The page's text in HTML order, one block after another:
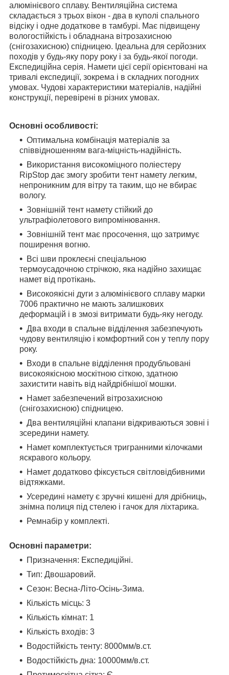
алюмінієвого сплаву. Вентиляційна система
складається з трьох вікон - два в куполі спального
відсіку і одне додаткове в тамбурі. Має підвищену
вологостійкість і обладнана вітрозахисною
(снігозахисною) спідницею. Ідеальна для серйозних
походів у будь-яку пору року і за будь-якої погоди.
Експедиційна серія. Намети цієї серії орієнтовані на
тривалі експедиції, зокрема і в складних погодних
умовах. Чудові характеристики матеріалів, надійні
конструкції, перевірені в різних умовах.
Основні особливості:
Оптимальна комбінація матеріалів за
співвідношенням вага-міцність-надійність.
Використання високоміцного поліестеру
RipStop дає змогу зробити тент намету легким,
непроникним для вітру та таким, що не вбирає
вологу.
Зовнішній тент намету стійкий до
ультрафіолетового випромінювання.
Зовнішній тент має просочення, що затримує
поширення вогню.
Всі шви проклеєні спеціальною
термоусадочною стрічкою, яка надійно захищає
намет від протікань.
Високоякісні дуги з алюмінієвого сплаву марки
7006 практично не мають залишкових
деформацій і в змозі витримати будь-яку негоду.
Два входи в спальне відділення забезпечують
чудову вентиляцію і комфортний сон у теплу пору
року.
Входи в спальне відділення продубльовані
високоякісною москітною сіткою, здатною
захистити навіть від найдрібнішої мошки.
Намет забезпечений вітрозахисною
(снігозахисною) спідницею.
Два вентиляційні клапани відкриваються зовні і
зсередини намету.
Намет комплектується тригранними кілочками
яскравого кольору.
Намет додатково фіксується світловідбивними
відтяжками.
Усередині намету є зручні кишені для дрібниць,
знімна полиця під стелею і гачок для ліхтарика.
Ремнабір у комплекті.
Основні параметри:
Призначення: Експедиційні.
Тип: Двошаровий.
Сезон: Весна-Літо-Осінь-Зима.
Кількість місць: 3
Кількість кімнат: 1
Кількість входів: 3
Водостійкість тенту: 8000мм/в.ст.
Водостійкість дна: 10000мм/в.ст.